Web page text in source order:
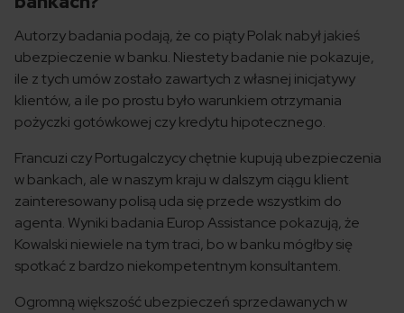
Autorzy badania podają, że co piąty Polak nabył jakieś
ubezpieczenie w banku. Niestety badanie nie pokazuje,
ile z tych umów zostało zawartych z własnej inicjatywy
klientów, a ile po prostu było warunkiem otrzymania
pożyczki gotówkowej czy kredytu hipotecznego.
Francuzi czy Portugalczycy chętnie kupują ubezpieczenia
w bankach, ale w naszym kraju w dalszym ciągu klient
zainteresowany polisą uda się przede wszystkim do
agenta. Wyniki badania Europ Assistance pokazują, że
Kowalski niewiele na tym traci, bo w banku mógłby się
spotkać z bardzo niekompetentnym konsultantem.
Ogromną większość ubezpieczeń sprzedawanych w